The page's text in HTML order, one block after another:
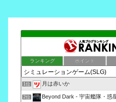
ランキング ポイント
1位 月は赤いか
2位 Beyond Dark - 宇宙艦隊・惑